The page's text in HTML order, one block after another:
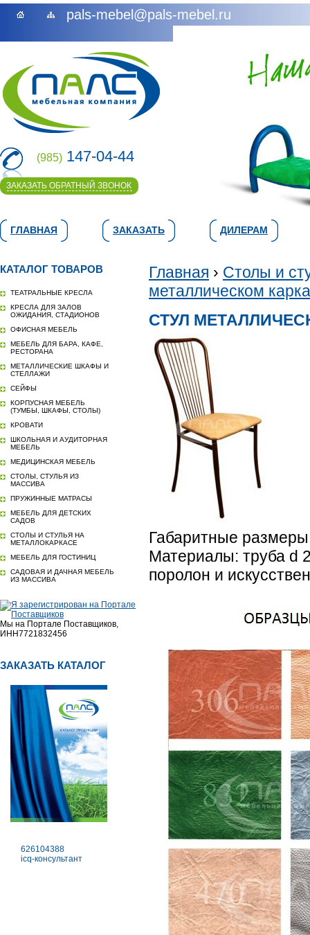
pals-mebel@pals-mebel.ru
(985) 147-04-44
ЗАКАЗАТЬ ОБРАТНЫЙ ЗВОНОК
ГЛАВНАЯ ЗАКАЗАТЬ ДИЛЕРАМ
КАТАЛОГ ТОВАРОВ
ТЕАТРАЛЬНЫЕ КРЕСЛА
КРЕСЛА ДЛЯ ЗАЛОВ
ОЖИДАНИЯ, СТАДИОНОВ
ОФИСНАЯ МЕБЕЛЬ
МЕБЕЛЬ ДЛЯ БАРА, КАФЕ,
РЕСТОРАНА
МЕТАЛЛИЧЕСКИЕ ШКАФЫ И
СТЕЛЛАЖИ
СЕЙФЫ
КОРПУСНАЯ МЕБЕЛЬ
(ТУМБЫ, ШКАФЫ, СТОЛЫ)
КРОВАТИ
ШКОЛЬНАЯ И АУДИТОРНАЯ
МЕБЕЛЬ
МЕДИЦИНСКАЯ МЕБЕЛЬ
СТОЛЫ, СТУЛЬЯ ИЗ
МАССИВА
ПРУЖИННЫЕ МАТРАСЫ
МЕБЕЛЬ ДЛЯ ДЕТСКИХ
САДОВ
СТОЛЫ И СТУЛЬЯ НА
МЕТАЛЛОКАРКАСЕ
МЕБЕЛЬ ДЛЯ ГОСТИНИЦ
САДОВАЯ И ДАЧНАЯ МЕБЕЛЬ
ИЗ МАССИВА
Мы на Портале Поставщиков,
ИНН7721832456
ЗАКАЗАТЬ КАТАЛОГ
626104388
icq-консультант
Главная › Столы и
металлическом
СТУЛ
Габаритные
Материалы: труба d
поролон и